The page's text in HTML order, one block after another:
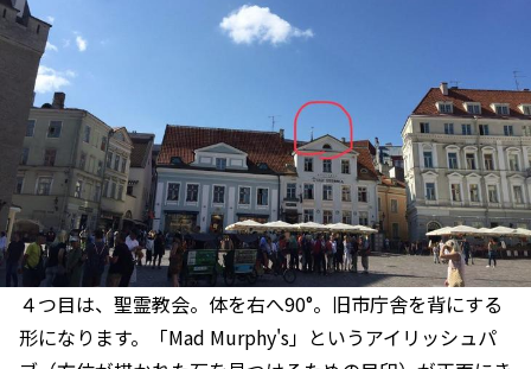
４つ目は、聖霊教会。体を右へ90°。旧市庁舎を背にする
形になります。「Mad Murphy's」というアイリッシュパ